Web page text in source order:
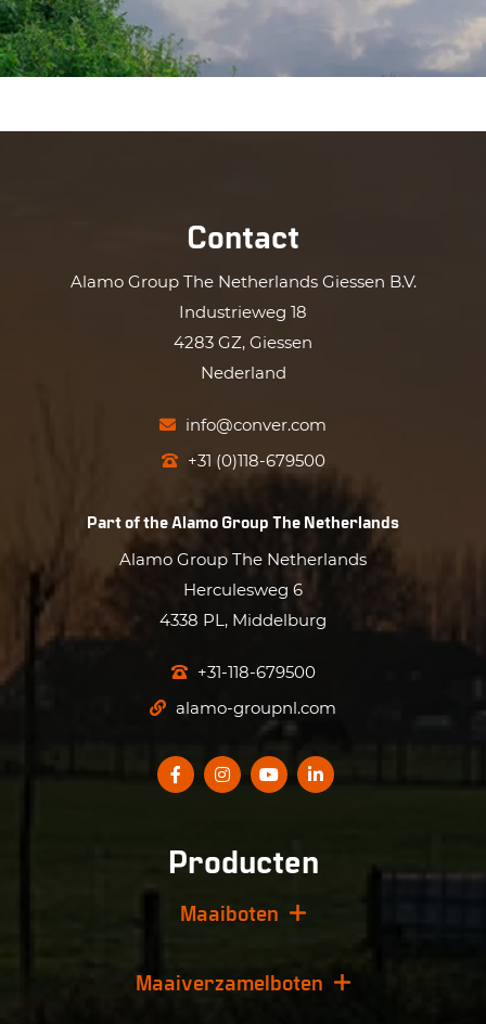
Contact
Alamo Group The Netherlands Giessen B.V.
Industrieweg 18
4283 GZ, Giessen
Nederland
info@conver.com
+31 (0)118-679500
Part of theAlamo Group The Netherlands
Alamo Group The Netherlands
Herculesweg 6
4338 PL, Middelburg
+31-118-679500
alamo-groupnl.com
Producten
Maaiboten
Maaiverzamelboten